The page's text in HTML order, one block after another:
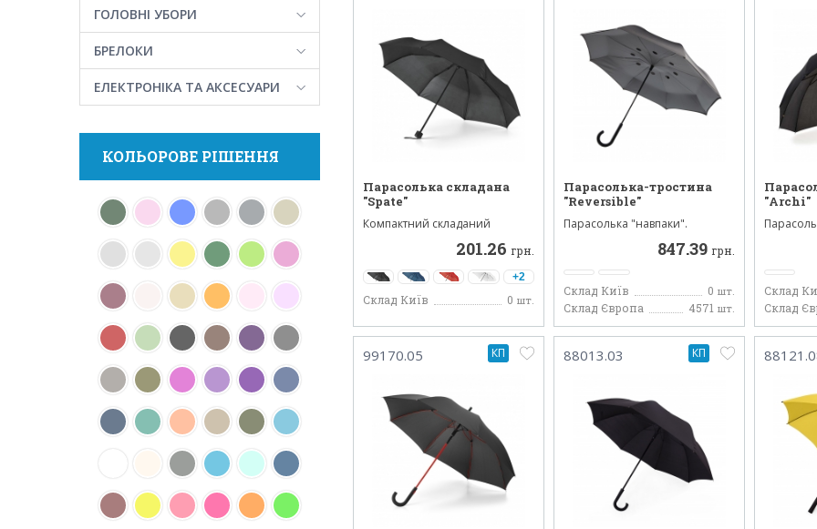
Парасолька складана
"Spate"
Компактний складаний
201.26 грн.
+2
Склад Київ 0 шт.
Парасолька-тростина
"Reversible"
Парасолька "навпаки".
Чудовий парасольку...
847.39 грн.
Склад Київ 0 шт.
Склад Європа 4571 шт.
"Archi"
спиць,
Склад
Склад
99170.05 КП 88013.03 КП
ГОЛОВНІ УБОРИ
БРЕЛОКИ
ЕЛЕКТРОНІКА ТА АКСЕСУАРИ
КОЛЬОРОВЕ РІШЕННЯ